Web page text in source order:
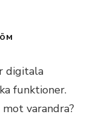
digitala
funktioner.
varandra?